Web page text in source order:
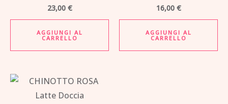
23,00 €
AGGIUNGI AL
CARRELLO
16,00 €
AGGIUNGI AL
CARRELLO